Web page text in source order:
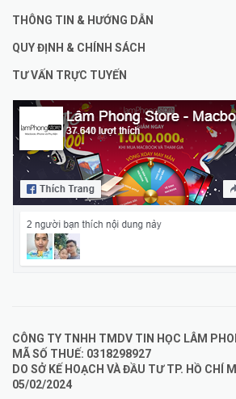
THÔNG TIN & HƯỚNG DẪN
QUY ĐỊNH & CHÍNH SÁCH
TƯ VẤN TRỰC TUYẾN
CÔNG TY TNHH TMDV TIN HỌC LÂM
MÃ SỐ THUẾ: 0318298927
DO SỞ KẾ HOẠCH VÀ ĐẦU TƯ TP. HỒ CHÍ
05/02/2024